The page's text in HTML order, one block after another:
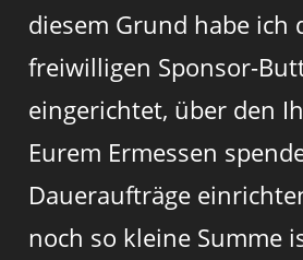
diesem Grund habe ich
freiwilligen Sponsor-
eingerichtet, über den
Eurem Ermessen
Daueraufträge
noch so kleine Summe